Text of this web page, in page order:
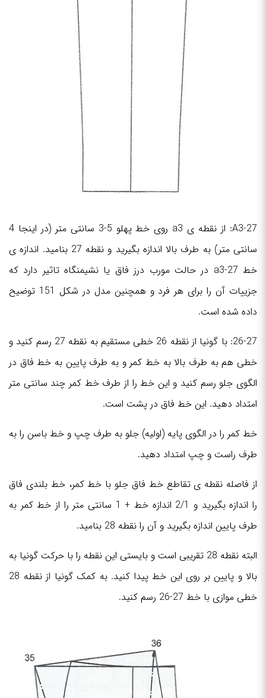
A3-27: از نقطه ی a3 روی خط پهلو 5-3 سانتی متر (در اینجا 4
سانتی متر) به طرف بالا اندازه بگیرید و نقطه 27 بنامید. اندازه ی
خط 27-a3 در حالت مورب درز فاق یا نشیمنگاه تاثیر دارد که
جزییات آن را برای هر فرد و همچنین مدل در شکل 151 توضیح
داده شده است.
26-27: با گونیا از نقطه 26 خطی مستقیم به نقطه 27 رسم کنید و
خطی هم به طرف بالا به خط کمر و به طرف پایین به خط فاق در
الگوی جلو رسم کنید و این خط را از طرف خط کمر چند سانتی متر
امتداد دهید. این خط فاق در پشت است.
خط کمر را در الگوی پایه (اولیه) جلو به طرف چپ و خط باسن را به
طرف راست و چپ امتداد دهید.
از فاصله نقطه ی تقاطع خط فاق جلو با خط کمر، خط بلندی فاق
را اندازه بگیرید و 2/1 اندازه خط + 1 سانتی متر را از خط کمر به
طرف پایین اندازه بگیرید و آن را نقطه 28 بنامید.
البته نقطه 28 تقریبی است و بایستی این نقطه را با حرکت گونیا به
بالا و پایین بر روی این خط پیدا کنید. به کمک گونیا از نقطه 28
خطی موازی با خط 27-26 رسم کنید.